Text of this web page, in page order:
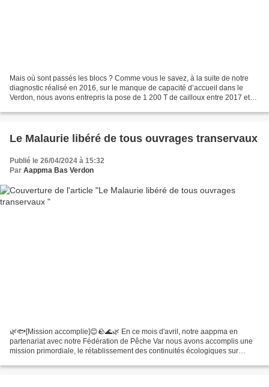
Mais où sont passés les blocs ? Comme vous le savez, à la suite de notre
diagnostic réalisé en 2016, sur le manque de capacité d’accueil dans le
Verdon, nous avons entrepris la pose de 1 200 T de cailloux entre 2017 et
Le Malaurie libéré de tous ouvrages transervaux
Publié le 26/04/2024 à 15:32
Par Aappma Bas Verdon
🌿🐟[Mission accomplie]😊🪨🌊🌿 En ce mois d'avril, notre aappma en
partenariat avec notre Fédération de Pêche Var nous avons accomplis une
mission primordiale, le rétablissement des continuités écologiques sur